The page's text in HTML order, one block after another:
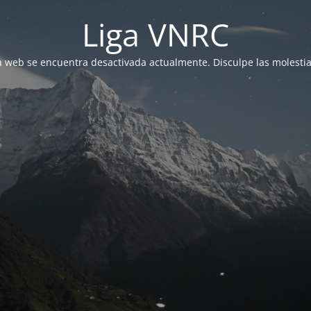
Liga VNRC
web se encuentra desactivada actualmente. Disculpe las